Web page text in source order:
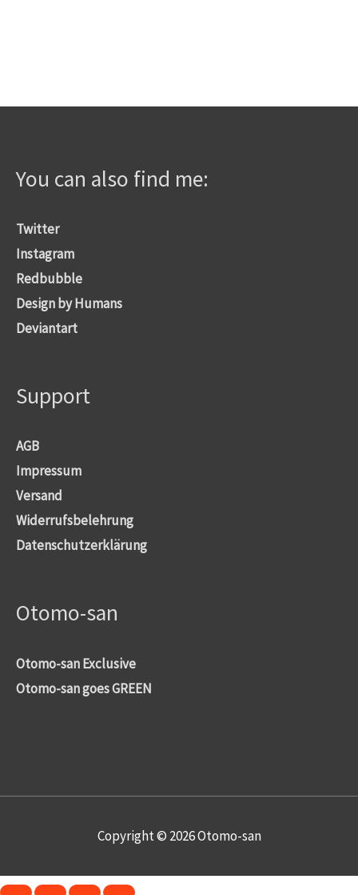
You can also find me:
Twitter
Instagram
Redbubble
Design by Humans
Deviantart
Support
AGB
Impressum
Versand
Widerrufsbelehrung
Datenschutzerklärung
Otomo-san
Otomo-san Exclusive
Otomo-san goes GREEN
Copyright © 2026Otomo-san